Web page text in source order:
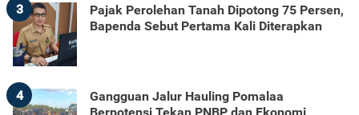
3
Pajak Perolehan Tanah Dipotong 75 Persen,
Bapenda Sebut Pertama Kali Diterapkan
4
Gangguan Jalur Hauling Pomalaa